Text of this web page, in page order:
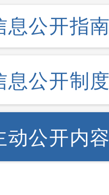
信息公开指
息公开制
动公开内